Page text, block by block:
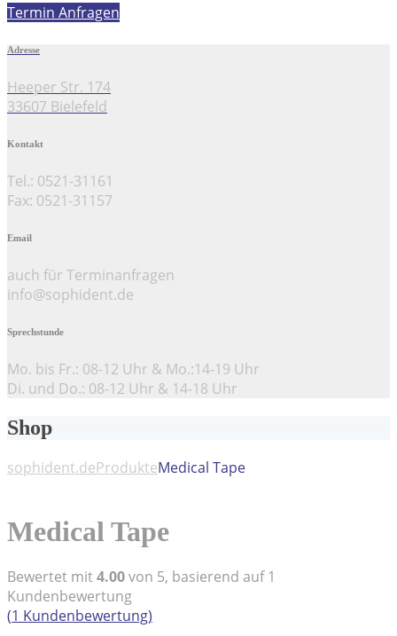
Termin Anfragen
Adresse
Heeper Str. 174
33607 Bielefeld
Kontakt
Tel.: 0521-31161
Fax: 0521-31157
Email
auch für Terminanfragen
info@sophident.de
Sprechstunde
Mo. bis Fr.: 08-12 Uhr & Mo.:14-19 Uhr
Di. und Do.: 08-12 Uhr & 14-18 Uhr
Shop
sophident.deProdukteMedical Tape
Medical Tape
Bewertet mit4.00von 5, basierend auf1
Kundenbewertung
(1 Kundenbewertung)